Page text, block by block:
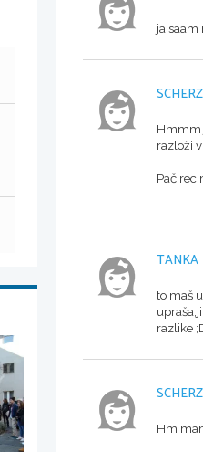
ja saam
Hmmm
razloži
Pač
TANKA
to maš
razlike
Hm